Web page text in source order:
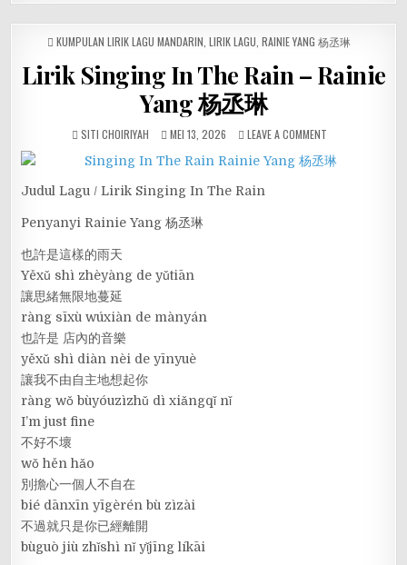
POSTED
KUMPULAN LIRIK LAGU MANDARIN LIRIK LAGU RAINIE YANG 杨丞琳
Lirik Singing In The Rain – Rainie
Yang 杨丞琳
SITI CHOIRIYAH MEI 13, 2026 LEAVE A COMMENT
Judul Lagu / Lirik Singing In The Rain
Penyanyi Rainie Yang 杨丞琳
也許是這樣的雨天
Yěxǔ shì zhèyàng de yǔtiān
讓思緒無限地蔓延
ràng sīxù wúxiàn de mànyán
也許是 店內的音樂
yěxǔ shì diàn nèi de yīnyuè
讓我不由自主地想起你
ràng wǒ bùyóuzìzhǔ dì xiǎngqǐ nǐ
I’m just fine
不好不壞
wǒ hěn hǎo
別擔心一個人不自在
bié dānxīn yīgèrén bù zìzài
不過就只是你已經離開
bùguò jiù zhǐshì nǐ yǐjīng líkāi